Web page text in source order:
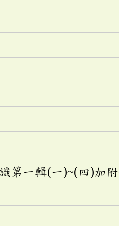
第一輯(一)~(四)加